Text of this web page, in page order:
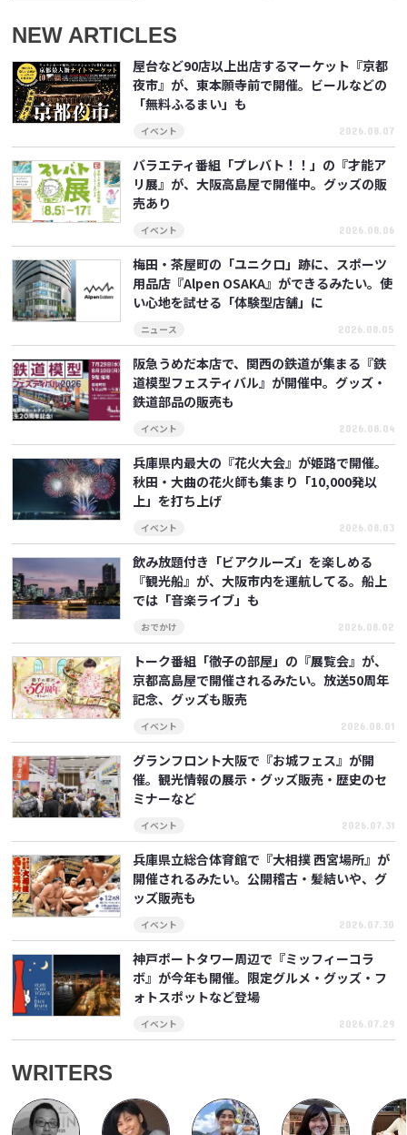
NEW ARTICLES
屋台など90店以上出店するマーケット『京都
夜市』が、東本願寺前で開催。ビールなどの
「無料ふるまい」も
イベント 2026.08.07
バラエティ番組「プレバト！！」の『才能ア
リ展』が、大阪高島屋で開催中。グッズの販
売あり
イベント 2026.08.06
梅田・茶屋町の「ユニクロ」跡に、スポーツ
用品店『Alpen OSAKA』ができるみたい。使
い心地を試せる「体験型店舗」に
ニュース 2026.08.05
阪急うめだ本店で、関西の鉄道が集まる『鉄
道模型フェスティバル』が開催中。グッズ・
鉄道部品の販売も
イベント 2026.08.04
兵庫県内最大の『花火大会』が姫路で開催。
秋田・大曲の花火師も集まり「10,000発以
上」を打ち上げ
イベント 2026.08.03
飲み放題付き「ビアクルーズ」を楽しめる
『観光船』が、大阪市内を運航してる。船上
では「音楽ライブ」も
おでかけ 2026.08.02
トーク番組「徹子の部屋」の『展覧会』が、
京都高島屋で開催されるみたい。放送50周年
記念、グッズも販売
イベント 2026.08.01
グランフロント大阪で『お城フェス』が開
催。観光情報の展示・グッズ販売・歴史のセ
ミナーなど
イベント 2026.07.31
兵庫県立総合体育館で『大相撲 西宮場所』が
開催されるみたい。公開稽古・髪結いや、グ
ッズ販売も
イベント 2026.07.30
神戸ポートタワー周辺で『ミッフィーコラ
ボ』が今年も開催。限定グルメ・グッズ・フ
ォトスポットなど登場
イベント 2026.07.29
WRITERS